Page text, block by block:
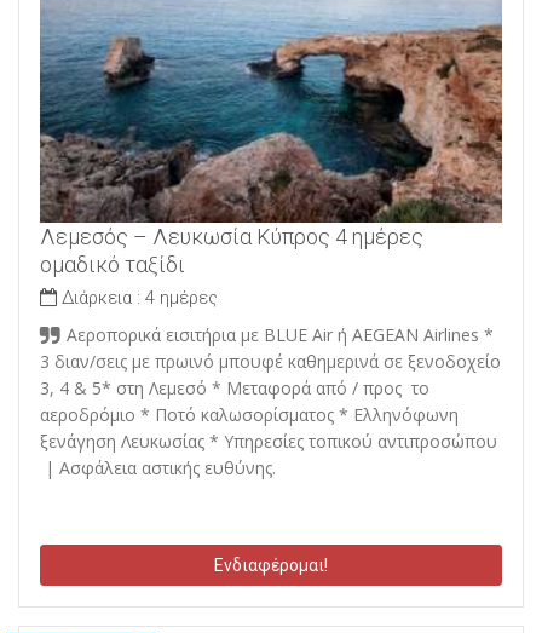
Λεμεσός – Λευκωσία Κύπρος 4 ημέρες
ομαδικό ταξίδι
Διάρκεια : 4 ημέρες
Αεροπορικά εισιτήρια με BLUE Air ή AEGEAN Airlines *
3 διαν/σεις με πρωινό μπουφέ καθημερινά σε ξενοδοχείο
3, 4 & 5* στη Λεμεσό * Μεταφορά από / προς το
αεροδρόμιο * Ποτό καλωσορίσματος * Ελληνόφωνη
ξενάγηση Λευκωσίας * Υπηρεσίες τοπικού αντιπροσώπου
| Ασφάλεια αστικής ευθύνης.
Ενδιαφέρομαι!